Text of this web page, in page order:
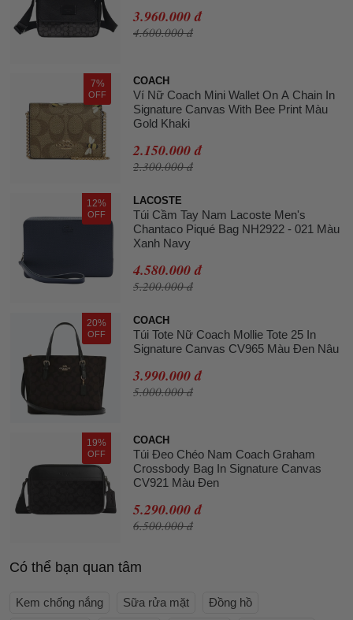
3.960.000 đ
4.600.000 đ
7%
OFF
COACH
Ví Nữ Coach Mini Wallet On A Chain In
Signature Canvas With Bee Print Màu
Gold Khaki
2.150.000 đ
2.300.000 đ
12%
OFF
LACOSTE
Túi Cầm Tay Nam Lacoste Men's
Chantaco Piqué Bag NH2922 - 021 Màu
Xanh Navy
4.580.000 đ
5.200.000 đ
20%
OFF
COACH
Túi Tote Nữ Coach Mollie Tote 25 In
Signature Canvas CV965 Màu Đen Nâu
3.990.000 đ
5.000.000 đ
19%
OFF
COACH
Túi Đeo Chéo Nam Coach Graham
Crossbody Bag In Signature Canvas
CV921 Màu Đen
5.290.000 đ
6.500.000 đ
Có thể bạn quan tâm
Kem chống nắng Sữa rửa mặt
Đồng hồ